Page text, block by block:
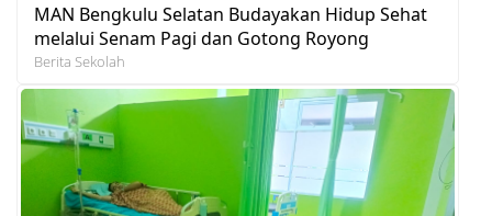
MAN Bengkulu Selatan Budayakan Hidup Sehat
melalui Senam Pagi dan Gotong Royong
Berita Sekolah